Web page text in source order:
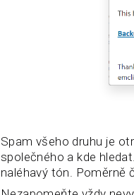
Spam všeho druhu je
společného a kde
naléhavý tón. Poměrně